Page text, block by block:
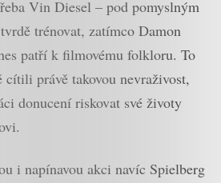
Vin Diesel – pod pomyslným
trénovat, zatímco Damon
patří k filmovému folkloru. To
cítili právě takovou nevraživost,
donucení riskovat své životy
i napínavou akci navíc Spielberg